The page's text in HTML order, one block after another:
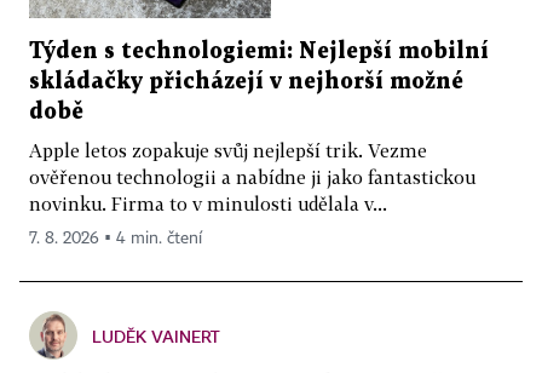
Týden s technologiemi: Nejlepší mobilní
skládačky přicházejí v nejhorší možné
době
Apple letos zopakuje svůj nejlepší trik. Vezme
ověřenou technologii a nabídne ji jako fantastickou
novinku. Firma to v minulosti udělala v...
7. 8. 2026 ▪ 4 min. čtení
LUDĚK VAINERT